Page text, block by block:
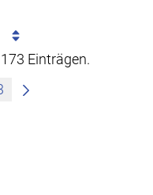
Einträgen.